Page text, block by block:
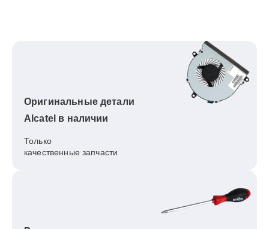
Оригинальные детали
Alcatel в наличии
Только
качественные запчасти